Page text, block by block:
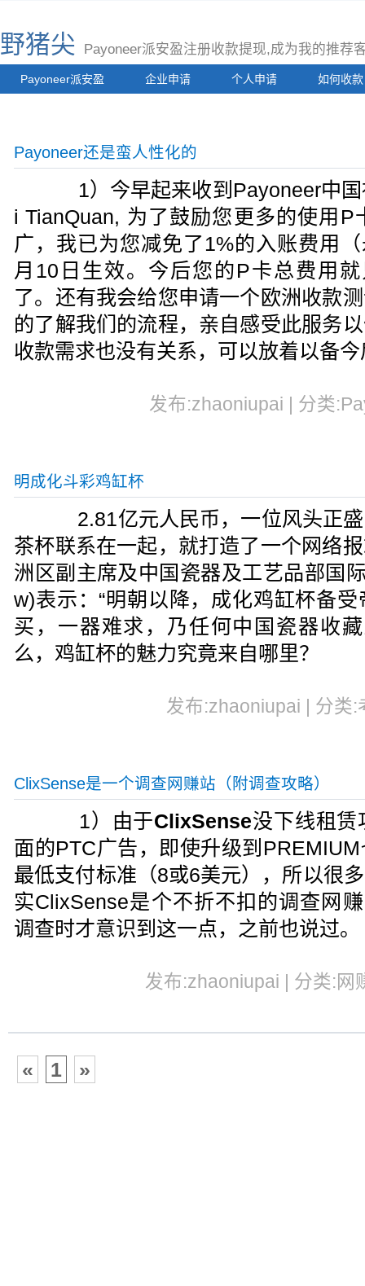
野猪尖 Payoneer派安盈注册收款提现,成为我的推荐
Payoneer派安盈 企业申请 个人申请 如何收款
Payoneer还是蛮人性化的
1）今早起来收到Payoneer中国
i TianQuan, 为了鼓励您更多的使用
广，我已为您减免了1%的入账费用
月10日生效。今后您的P卡总费用
了。还有我会给您申请一个欧洲收款
的了解我们的流程，亲自感受此服务
收款需求也没有关系，可以放着以备
发布:zhaoniupai | 分类
明成化斗彩鸡缸杯
2.81亿元人民币，一位风头正盛
茶杯联系在一起，就打造了一个网络
洲区副主席及中国瓷器及工艺品部国
w)表示：“明朝以降，成化鸡缸杯备
买，一器难求，乃任何中国瓷器收
么，鸡缸杯的魅力究竟来自哪里？
发布:zhaoniupai | 分类
ClixSense是一个调查网赚站（附调查攻略）
1）由于ClixSense没下线租赁
面的PTC广告，即使升级到
最低支付标准（8或6美元），所以很
实ClixSense是个不折不扣的调查网
调查时才意识到这一点，之前也说过。
发布:zhaoniupai | 分类:网
« 1 »